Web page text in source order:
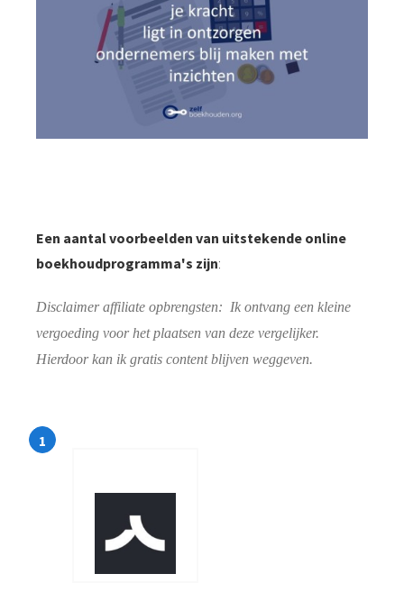
Een aantal voorbeelden van uitstekende online
boekhoudprogramma's zijn:
Disclaimer affiliate opbrengsten: Ik ontvang een kleine
vergoeding voor het plaatsen van deze vergelijker.
Hierdoor kan ik gratis content blijven weggeven.